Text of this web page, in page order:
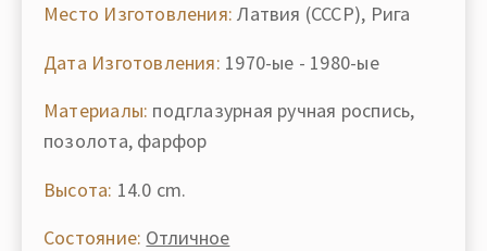
Место Изготовления: Латвия (СССР), Рига
Дата Изготовления: 1970-ые - 1980-ые
Материалы: подглазурная ручная роспись,
позолота, фарфор
Высота: 14.0 cm.
Состояние: Отличное